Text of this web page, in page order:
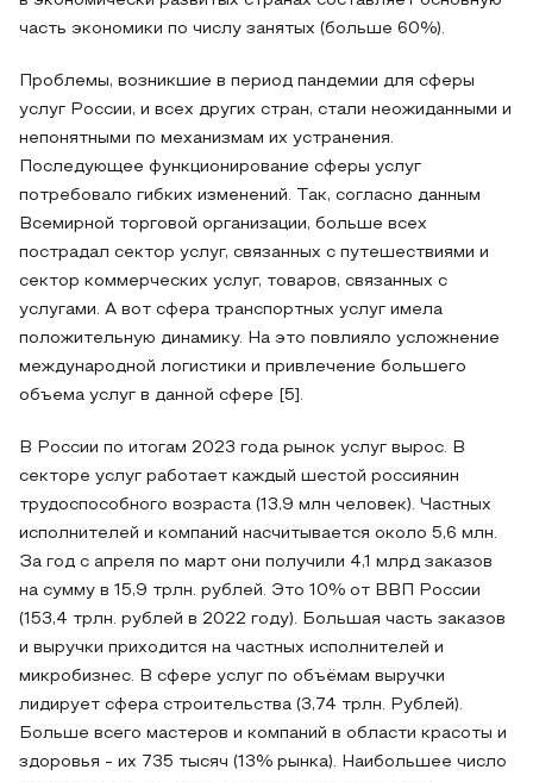
часть экономики по числу занятых (больше 60%).
Проблемы, возникшие в период пандемии для сферы
услуг России, и всех других стран, стали неожиданными и
непонятными по механизмам их устранения.
Последующее функционирование сферы услуг
потребовало гибких изменений. Так, согласно данным
Всемирной торговой организации, больше всех
пострадал сектор услуг, связанных с путешествиями и
сектор коммерческих услуг, товаров, связанных с
услугами. А вот сфера транспортных услуг имела
положительную динамику. На это повлияло усложнение
международной логистики и привлечение большего
объема услуг в данной сфере [5].
В России по итогам 2023 года рынок услуг вырос. В
секторе услуг работает каждый шестой россиянин
трудоспособного возраста (13,9 млн человек). Частных
исполнителей и компаний насчитывается около 5,6 млн.
За год с апреля по март они получили 4,1 млрд заказов
на сумму в 15,9 трлн. рублей. Это 10% от ВВП России
(153,4 трлн. рублей в 2022 году). Большая часть заказов
и выручки приходится на частных исполнителей и
микробизнес. В сфере услуг по объёмам выручки
лидирует сфера строительства (3,74 трлн. Рублей).
Больше всего мастеров и компаний в области красоты и
здоровья - их 735 тысяч (13% рынка). Наибольшее число